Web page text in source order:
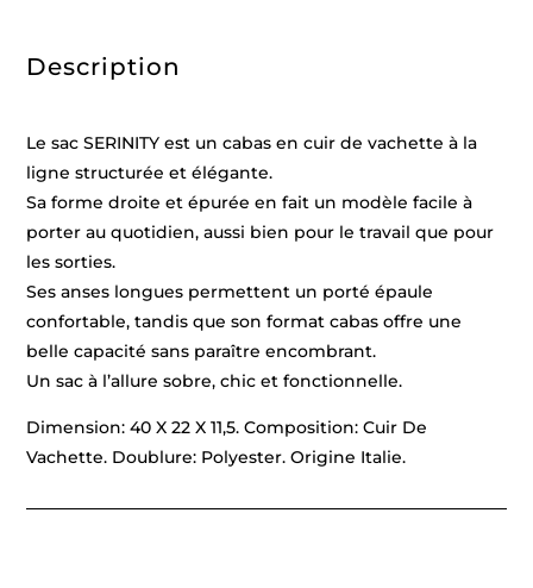
Description
Le sac SERINITY est un cabas en cuir de vachette à la
ligne structurée et élégante.
Sa forme droite et épurée en fait un modèle facile à
porter au quotidien, aussi bien pour le travail que pour
les sorties.
Ses anses longues permettent un porté épaule
confortable, tandis que son format cabas offre une
belle capacité sans paraître encombrant.
Un sac à l’allure sobre, chic et fonctionnelle.
Dimension: 40 X 22 X 11,5. Composition: Cuir De
Vachette. Doublure: Polyester. Origine Italie.